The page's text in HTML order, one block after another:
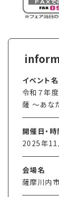
イベント名
令和７年
薩 ～あな
開催日・時
2025年
会場名
薩摩川内